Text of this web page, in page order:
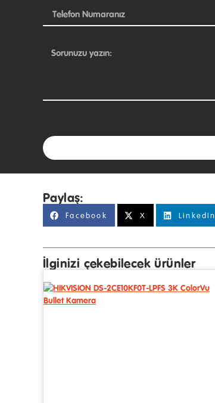
Paylaş:
Facebook X LinkedIn
İlginizi çekebilecek ürünler